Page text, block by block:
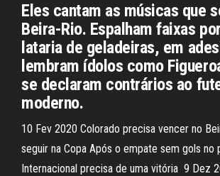
Eles cantam as músicas que
Beira-Rio. Espalham faixas
lataria de geladeiras, em
lembram ídolos como
se declaram contrários ao
moderno.
10 Fev 2020 Colorado precisa vencer no
seguir na Copa Após o empate sem gols no
Internacional precisa de uma vitória 9 Dez